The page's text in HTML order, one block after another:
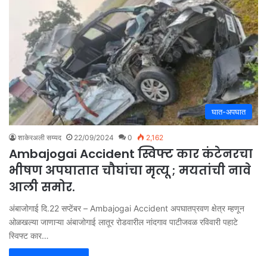
घात-अपघात
शाकेरअली सय्यद 22/09/2024 0 2,162
Ambajogai Accident स्विफ्ट कार कंटेनरचा
भीषण अपघातात चौघांचा मृत्यू ; मयतांची नावे
आली समोर.
अंबाजोगाई दि.22 सप्टेंबर – Ambajogai Accident अपघातप्रवण क्षेत्र म्हणून
ओळखल्या जाणाऱ्या अंबाजोगाई लातूर रोडवारील नांदगाव पाटीजवळ रविवारी पहाटे
स्विफ्ट कार…